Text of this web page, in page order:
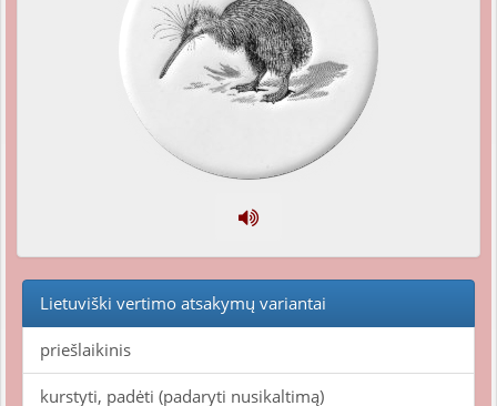
Lietuviški vertimo atsakymų variantai
priešlaikinis
kurstyti, padėti (padaryti nusikaltimą)